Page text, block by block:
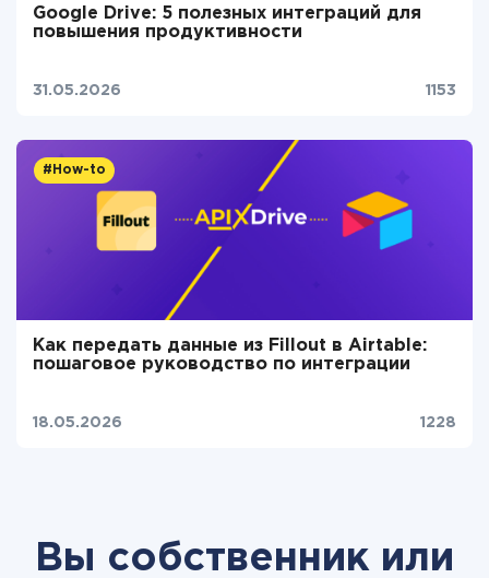
Google Drive: 5 полезных интеграций для
повышения продуктивности
31.05.2026 1153
#How-to
Как передать данные из Fillout в Airtable:
пошаговое руководство по интеграции
18.05.2026 1228
Вы собственник или